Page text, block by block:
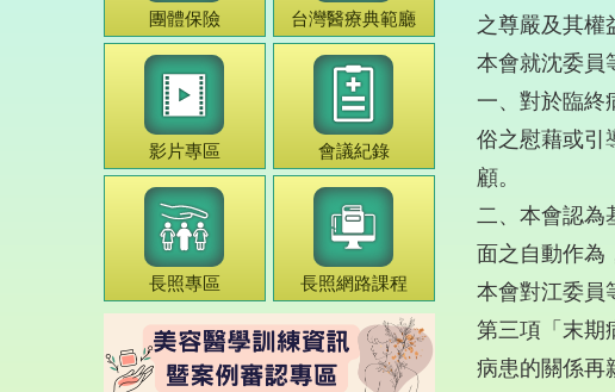
團體保險 台灣醫療典範廳
影片專區 會議紀錄
長照專區 長照網路課程
之尊嚴及其權
本會就沈委員
一、對於臨終
俗之慰藉或引
顧。
二、本會認為
面之自動作為
本會對江委員
第三項「末期
病患的關係再